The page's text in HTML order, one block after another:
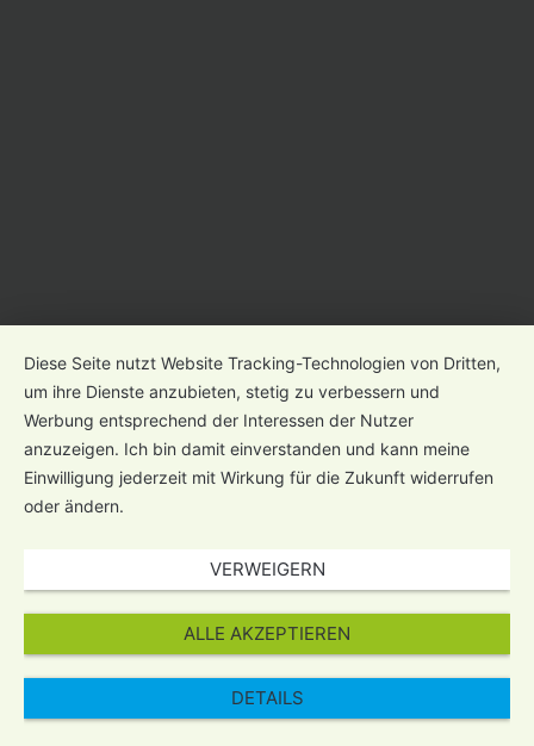
Diese Seite nutzt Website Tracking-Technologien von Dritten,
um ihre Dienste anzubieten, stetig zu verbessern und
Werbung entsprechend der Interessen der Nutzer
anzuzeigen. Ich bin damit einverstanden und kann meine
Einwilligung jederzeit mit Wirkung für die Zukunft widerrufen
oder ändern.
VERWEIGERN
ALLE AKZEPTIEREN
DETAILS